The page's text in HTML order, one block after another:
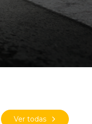
Ver todas